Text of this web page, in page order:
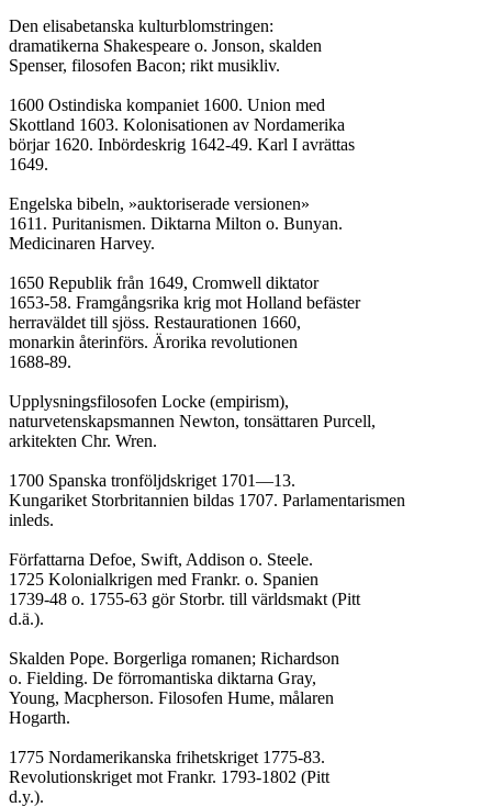
Den elisabetanska kulturblomstringen:
dramatikerna Shakespeare o. Jonson, skalden
Spenser, filosofen Bacon; rikt musikliv.
1600 Ostindiska kompaniet 1600. Union med
Skottland 1603. Kolonisationen av Nordamerika
börjar 1620. Inbördeskrig 1642-49. Karl I avrättas
1649.
Engelska bibeln, »auktoriserade versionen»
1611. Puritanismen. Diktarna Milton o. Bunyan.
Medicinaren Harvey.
1650 Republik från 1649, Cromwell diktator
1653-58. Framgångsrika krig mot Holland befäster
herraväldet till sjöss. Restaurationen 1660,
monarkin återinförs. Ärorika revolutionen
1688-89.
Upplysningsfilosofen Locke (empirism),
naturvetenskapsmannen Newton, tonsättaren Purcell,
arkitekten Chr. Wren.
1700 Spanska tronföljdskriget 1701—13.
Kungariket Storbritannien bildas 1707. Parlamentarismen
inleds.
Författarna Defoe, Swift, Addison o. Steele.
1725 Kolonialkrigen med Frankr. o. Spanien
1739-48 o. 1755-63 gör Storbr. till världsmakt (Pitt
d.ä.).
Skalden Pope. Borgerliga romanen; Richardson
o. Fielding. De förromantiska diktarna Gray,
Young, Macpherson. Filosofen Hume, målaren
Hogarth.
1775 Nordamerikanska frihetskriget 1775-83.
Revolutionskriget mot Frankr. 1793-1802 (Pitt
d.y.).